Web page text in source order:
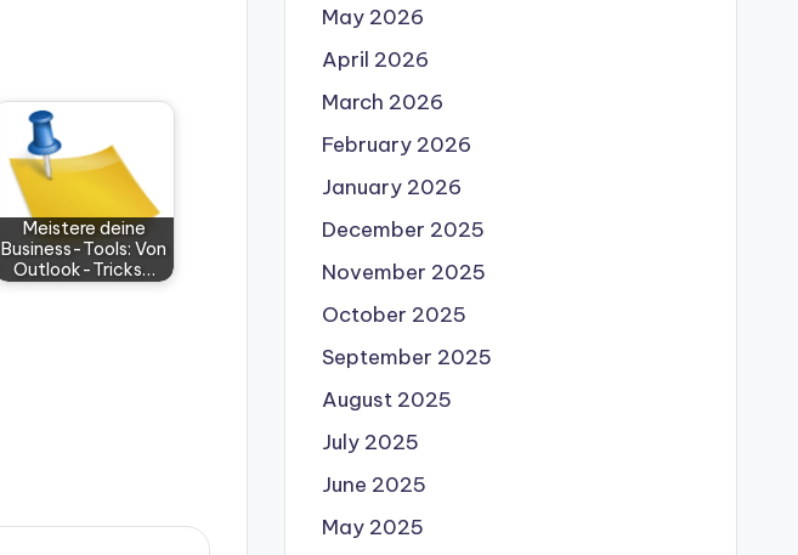
Meistere deine
Business-Tools: Von
Outlook-Tricks…
May 2026
April 2026
March 2026
February 2026
January 2026
December 2025
November 2025
October 2025
September 2025
August 2025
July 2025
June 2025
May 2025